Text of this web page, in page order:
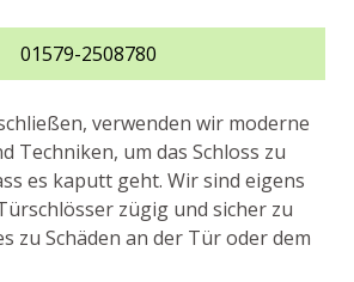
01579-2508780
verwenden wir moderne
Techniken, um das Schloss zu
es kaputt geht. Wir sind eigens
zügig und sicher zu
zu Schäden an der Tür oder dem